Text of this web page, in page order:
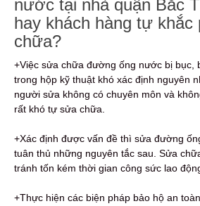
nước tại nhà quận Bắc
hay khách hàng tự khắc
chữa?
+Việc sửa chữa đường ống nước bị bục,
trong hộp kỹ thuật khó xác định nguyên
người sửa không có chuyên môn và
rất khó tự sửa chữa.
+Xác định được vấn đề thì sửa đường
tuân thủ những nguyên tắc sau. Sửa
tránh tốn kém thời gian công sức lao
+Thực hiện các biện pháp bảo hộ an